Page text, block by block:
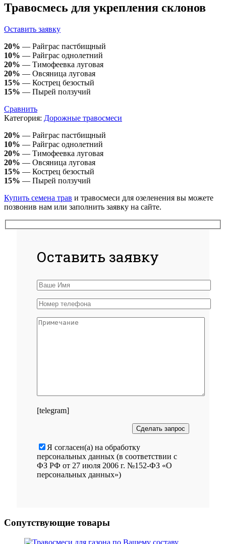
Травосмесь для укрепления склонов
Оставить заявку
20% — Райграс пастбищный
10% — Райграс однолетний
20% — Тимофеевка луговая
20% — Овсяница луговая
15% — Кострец безостый
15% — Пырей ползучий
Сравнить
Категория: Дорожные травосмеси
20% — Райграс пастбищный
10% — Райграс однолетний
20% — Тимофеевка луговая
20% — Овсяница луговая
15% — Кострец безостый
15% — Пырей ползучий
Купить семена трав и травосмеси для озеленения вы можете
позвонив нам или заполнить заявку на сайте.
Оставить заявку
[telegram]
Я согласен(а) на обработку
персональных данных (в соответствии с
ФЗ РФ от 27 июля 2006 г. №152-ФЗ «О
персональных данных»)
Сопутствующие товары